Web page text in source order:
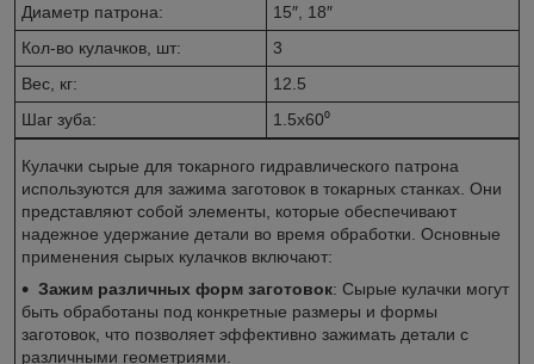
Диаметр патрона:
15″, 18″
Кол-во кулачков, шт:
3
Вес, кг:
12.5
Шаг зуба:
1.5х60⁰
Кулачки сырые для токарного гидравлического патрона
используются для зажима заготовок в токарных станках. Они
представляют собой элементы, которые обеспечивают
надежное удержание детали во время обработки. Основные
применения сырых кулачков включают:
Зажим различных форм заготовок: Сырые кулачки могут
быть обработаны под конкретные размеры и формы
заготовок, что позволяет эффективно зажимать детали с
различными геометриями.